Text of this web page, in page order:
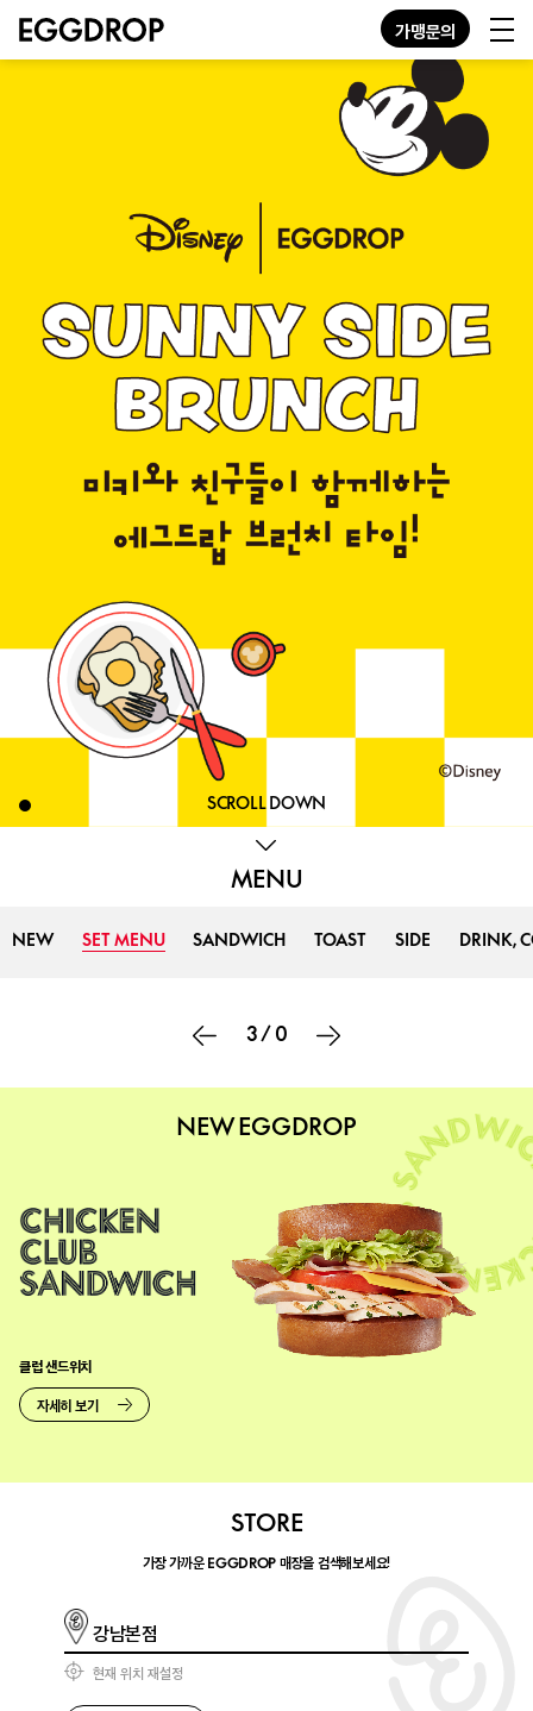
가맹문의
KO EN JP
ABOUT
CONTACT
가맹문의
SCROLL DOWN
MENU
NEW SET MENU SANDWICH TOAST SIDE DRINK,
3/0
NEW EGGDROP
클럽 샌드위치
자세히 보기
STORE
가장 가까운 EGGDROP 매장을 검색해보세요!
강남본점
현재 위치 재설정